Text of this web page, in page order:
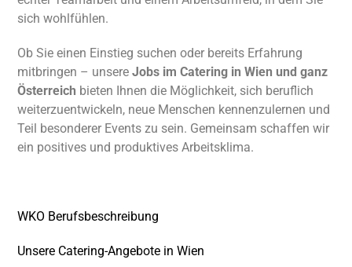
sich wohlfühlen.
Ob Sie einen Einstieg suchen oder bereits Erfahrung
mitbringen – unsereJobs im Catering in Wien und ganz
Österreich bieten Ihnen die Möglichkeit, sich beruflich
weiterzuentwickeln, neue Menschen kennenzulernen und
Teil besonderer Events zu sein. Gemeinsam schaffen wir
ein positives und produktives Arbeitsklima.
WKO Berufsbeschreibung
Unsere Catering-Angebote in Wien